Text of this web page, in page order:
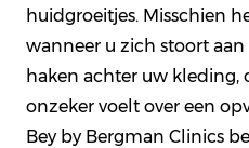
huidgroeitjes. Misschien
wanneer u zich stoort
haken achter uw kleding,
onzeker voelt over een
Bey by Bergman Clinics